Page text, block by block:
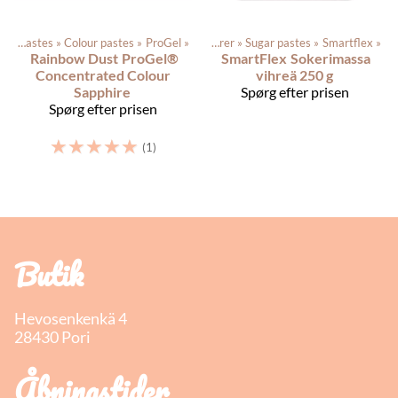
Color pastes ‪» Colour pastes ‪» ProGel ‪»
Rainbow Dust ProGel®
Concentrated Colour
Sapphire
Spørg efter prisen
☆☆☆☆☆ (1)
Produkterne‪» Dagligvarer ‪» Sugar pastes ‪» Smartflex ‪»
SmartFlex Sokerimassa
vihreä 250 g
Spørg efter prisen
Butik
Hevosenkenkä 4
28430 Pori